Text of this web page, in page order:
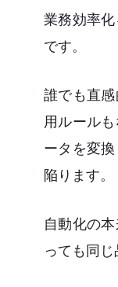
業務効率
です。
誰でも直
用ルール
ータを変
陥ります。
自動化の
っても同